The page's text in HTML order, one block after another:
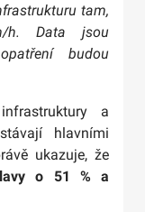
tam,
Data jsou
budou
a
hlavními
ukazuje, že
o 51 % a